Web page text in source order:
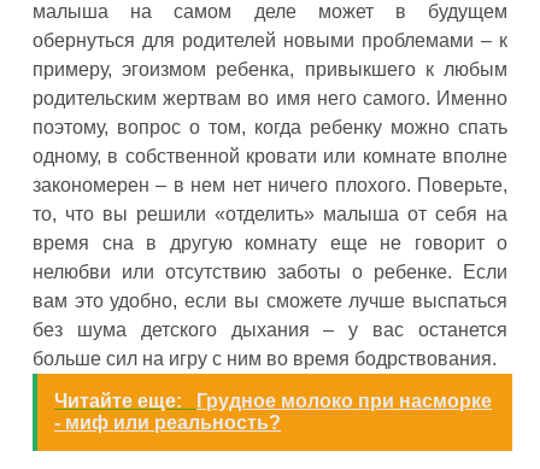
малыша на самом деле может в будущем
обернуться для родителей новыми проблемами – к
примеру, эгоизмом ребенка, привыкшего к любым
родительским жертвам во имя него самого. Именно
поэтому, вопрос о том, когда ребенку можно спать
одному, в собственной кровати или комнате вполне
закономерен – в нем нет ничего плохого. Поверьте,
то, что вы решили «отделить» малыша от себя на
время сна в другую комнату еще не говорит о
нелюбви или отсутствию заботы о ребенке. Если
вам это удобно, если вы сможете лучше выспаться
без шума детского дыхания – у вас останется
больше сил на игру с ним во время бодрствования.
Читайте еще:
Грудное молоко при насморке
- миф или реальность?